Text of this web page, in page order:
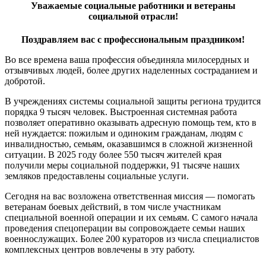
Уважаемые социальные работники и ветераны
социальной отрасли!
Поздравляем вас с профессиональным праздником!
Во все времена ваша профессия объединяла милосердных и
отзывчивых людей, более других наделенных состраданием и
добротой.
В учреждениях системы социальной защиты региона трудится
порядка 9 тысяч человек. Выстроенная системная работа
позволяет оперативно оказывать адресную помощь тем, кто в
ней нуждается: пожилым и одиноким гражданам, людям с
инвалидностью, семьям, оказавшимся в сложной жизненной
ситуации. В 2025 году более 550 тысяч жителей края
получили меры социальной поддержки, 91 тысяче наших
земляков предоставлены социальные услуги.
Сегодня на вас возложена ответственная миссия — помогать
ветеранам боевых действий, в том числе участникам
специальной военной операции и их семьям. С самого начала
проведения спецоперации вы сопровождаете семьи наших
военнослужащих. Более 200 кураторов из числа специалистов
комплексных центров вовлечены в эту работу.